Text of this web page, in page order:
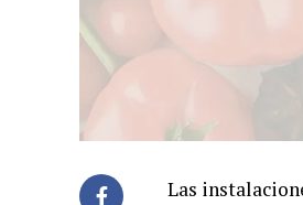
Las